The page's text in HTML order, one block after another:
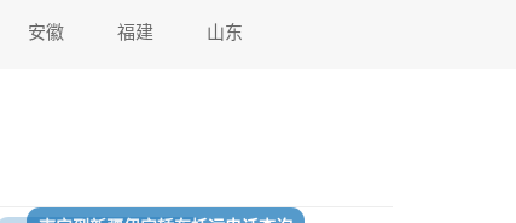
安徽 福建 山东